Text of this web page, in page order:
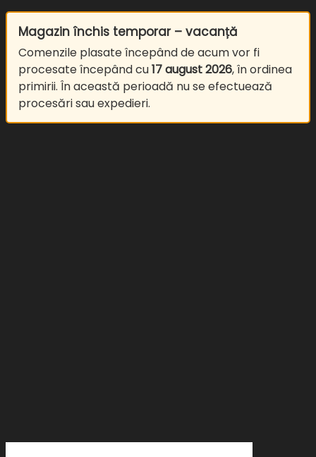
Magazin închis temporar – vacanță
Comenzile plasate începând de acum vor fi
procesate începând cu17 august 2026, în ordinea
primirii. În această perioadă nu se efectuează
procesări sau expedieri.